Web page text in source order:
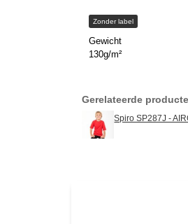
Zonder label
Gewicht
130g/m²
Gerelateerde
Spiro SP287J -